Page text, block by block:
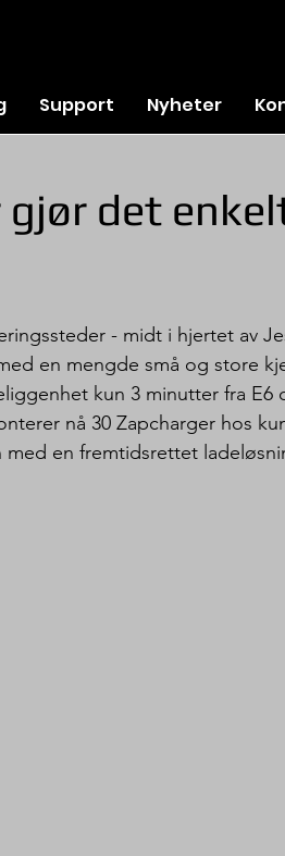
Support Nyheter
det
- midt i hjertet av
en mengde små og store
kun 3 minutter fra E6
nå 30 Zapcharger hos
en fremtidsrettet